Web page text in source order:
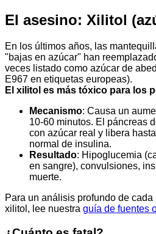
El asesino: Xilitol
En los últimos años, las
"bajas en azúcar" han
veces listado como azúcar de
E967 en etiquetas europeas).
El xilitol es más tóxico para los
Mecanismo: Causa un
10-60 minutos. El páncreas
con azúcar real y libera
normal de insulina.
Resultado: Hipoglucemia
en sangre), convulsiones,
muerte.
Para un análisis profundo de
xilitol, lee nuestra guía de fuentes